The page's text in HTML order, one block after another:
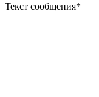
Текст сообщения*